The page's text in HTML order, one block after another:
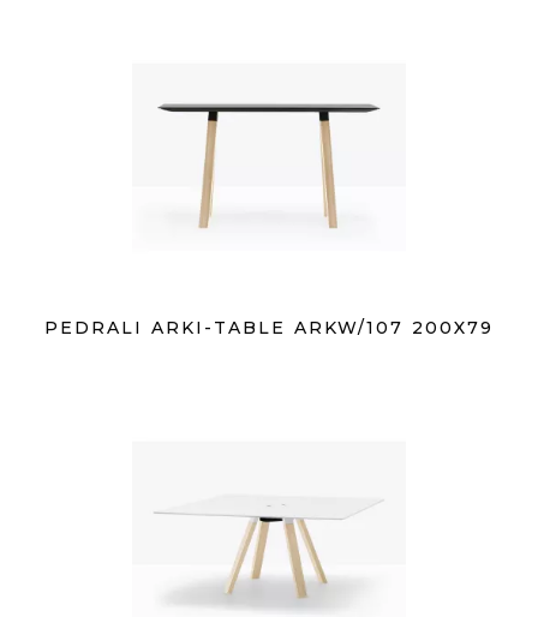
PEDRALI ARKI-TABLE ARKW/107 200X79